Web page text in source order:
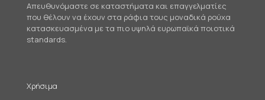
Απευθυνόμαστε σε καταστήματα και επαγγελματίες
που θέλουν να έχουν στα ράφια τους μοναδικά ρούχα
κατασκευασμένα με τα πιο υψηλά ευρωπαϊκά ποιοτικά
standards.
Χρήσιμα